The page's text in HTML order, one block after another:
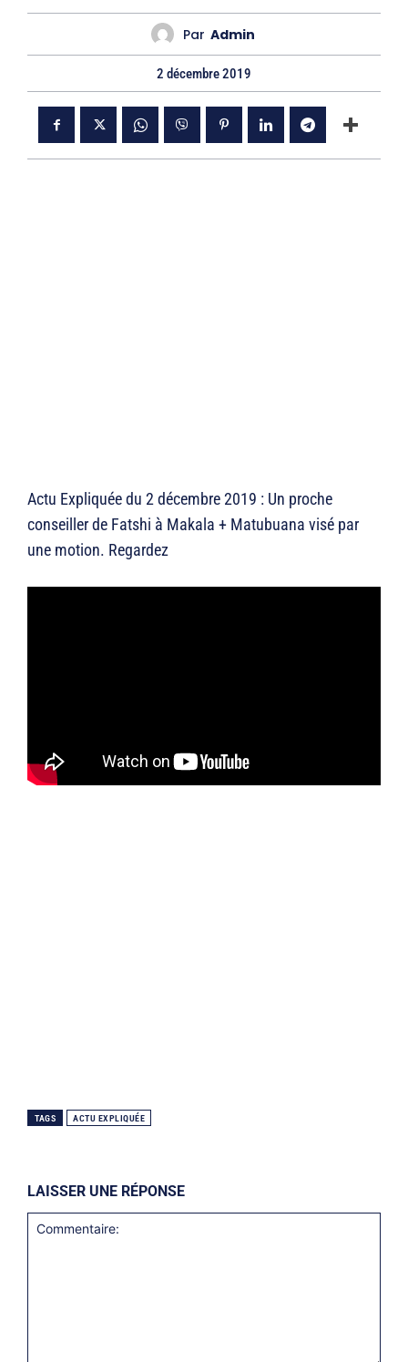
Par Admin
2 décembre 2019
Actu Expliquée du 2 décembre 2019 : Un proche
conseiller de Fatshi à Makala + Matubuana visé par
une motion. Regardez
TAGS ACTU EXPLIQUÉE
LAISSER UNE RÉPONSE